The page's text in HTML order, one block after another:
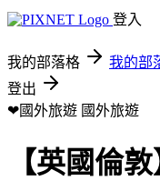
登入
我的部落格 我的部
登出
❤國外旅遊 國外旅遊
【英國倫